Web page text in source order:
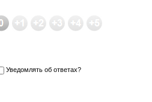
Уведомлять об ответах?